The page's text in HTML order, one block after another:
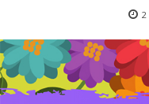
2